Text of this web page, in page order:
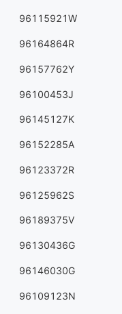
96115921W
96164864R
96157762Y
96100453J
96145127K
96152285A
96123372R
96125962S
96189375V
96130436G
96146030G
96109123N